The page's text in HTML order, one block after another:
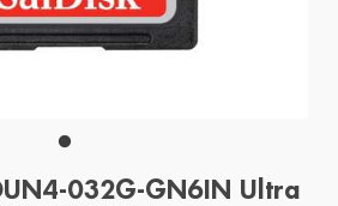
032G-GN6IN Ultra